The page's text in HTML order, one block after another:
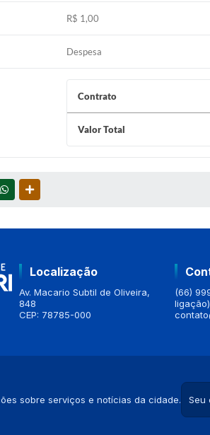
R$ 1,00
Despesa
Contrato
Valor Total
WHATSAPP
Localização
Av. Macario Subtil de Oliveira,
848
CEP: 78785-000
(66)
ligação)
sobre serviços e notícias da cidade.